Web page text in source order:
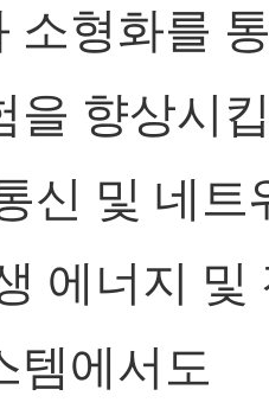
소형화를
을 향상시
신 및 네트
에너지 및
템에서도